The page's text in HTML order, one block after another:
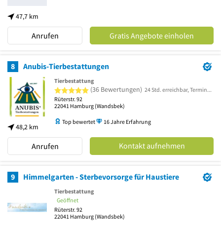
47,7 km
Anrufen Gratis Angebote einholen
8 Anubis-Tierbestattungen
48,2 km
Tierbestattung
5 von 5 Sternen
(36 Bewertungen)
24 Std. erreichbar, Termine für Abholung/Bringung 24/7 nach vorheriger telefonischer Vereinbarung, Ascheübergaben von Mo-Fr zwischen 11:00-18:00 Uhr, Sa 10:00-12:00 Uhr
Rüterstr. 92
22041 Hamburg (Wandsbek)
Top bewertet 16 Jahre Erfahrung
Anrufen Kontakt aufnehmen
9 Himmelgarten - Sterbevorsorge für Haustiere
Tierbestattung
Geöffnet
Rüterstr. 92
22041 Hamburg (Wandsbek)